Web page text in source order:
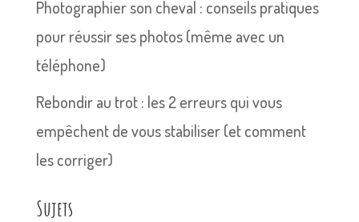
Photographier son cheval : conseils pratiques
pour réussir ses photos (même avec un
téléphone)
Rebondir au trot : les 2 erreurs qui vous
empêchent de vous stabiliser (et comment
les corriger)
Sujets